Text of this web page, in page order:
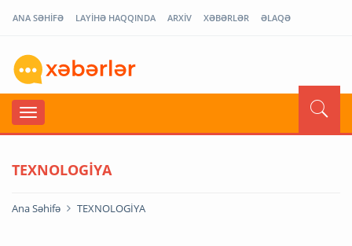
ANA SƏHİFƏ LAYİHƏ HAQQINDA ARXİV XƏBƏRLƏR ƏLAQƏ
TEXNOLOGİYA
Ana Səhifə TEXNOLOGİYA